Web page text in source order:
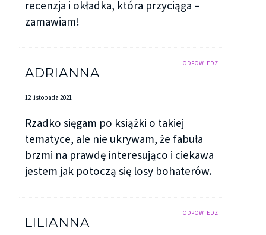
recenzja i okładka, która przyciąga –
zamawiam!
ODPOWIEDZ
ADRIANNA
12 listopada 2021
Rzadko sięgam po książki o takiej
tematyce, ale nie ukrywam, że fabuła
brzmi na prawdę interesująco i ciekawa
jestem jak potoczą się losy bohaterów.
ODPOWIEDZ
LILIANNA